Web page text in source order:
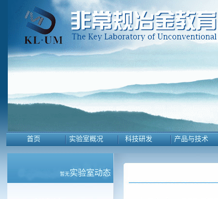
首页 实验室概况 科技研发 产品与技术
暂无实验室动态